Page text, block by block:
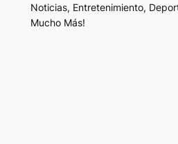
Noticias, Entretenimiento,
Mucho Más!